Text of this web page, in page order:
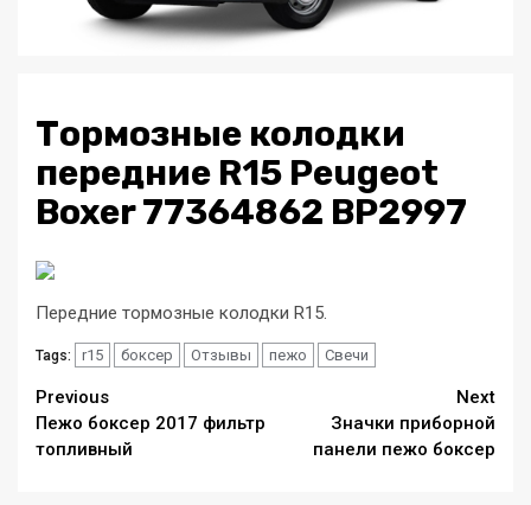
Тормозные колодки
передние R15 Peugeot
Boxer 77364862 BP2997
Передние тормозные колодки R15.
Tags: r15 боксер Отзывы пежо Свечи
Continue
Reading
Previous
Пежо боксер 2017 фильтр
топливный
Next
Значки приборной
панели пежо боксер